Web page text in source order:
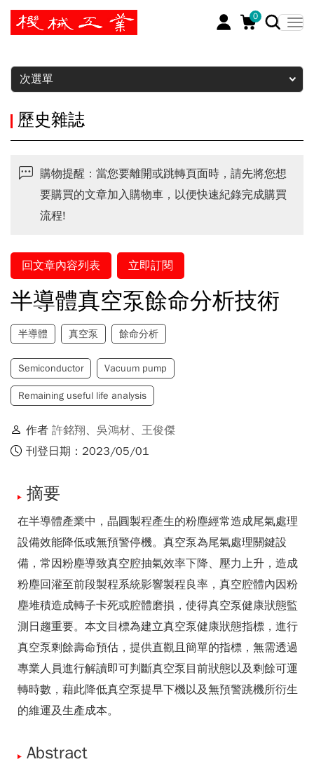
0
暫停
次選單
歷史雜誌
購物提醒：當您要離開或跳轉頁面時，請先將您想
要購買的文章加入購物車，以便快速紀錄完成購買
流程!
回文章內容列表 立即訂閱
半導體真空泵餘命分析技術
半導體 真空泵 餘命分析
Semiconductor Vacuum pump
Remaining useful life analysis
作者 許銘翔、 吳鴻材、 王俊傑
刊登日期：2023/05/01
摘要
在半導體產業中，晶圓製程產生的粉塵經常造成尾氣處理
設備效能降低或無預警停機。真空泵為尾氣處理關鍵設
備，常因粉塵導致真空腔抽氣效率下降、壓力上升，造成
粉塵回灌至前段製程系統影響製程良率，真空腔體內因粉
塵堆積造成轉子卡死或腔體磨損，使得真空泵健康狀態監
測日趨重要。本文目標為建立真空泵健康狀態指標，進行
真空泵剩餘壽命預估，提供直觀且簡單的指標，無需透過
專業人員進行解讀即可判斷真空泵目前狀態以及剩餘可運
轉時數，藉此降低真空泵提早下機以及無預警跳機所衍生
的維運及生產成本。
Abstract